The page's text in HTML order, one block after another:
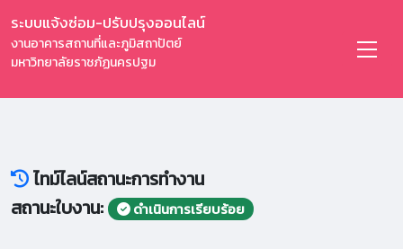
ระบบแจ้งซ่อม-ปรับปรุงออนไลน์
งานอาคารสถานที่และภูมิสถาปัตย์
มหาวิทยาลัยราชภัฏนครปฐม
ไทม์ไลน์สถานะการทำงาน
สถานะใบงาน:
ดำเนินการเรียบร้อย